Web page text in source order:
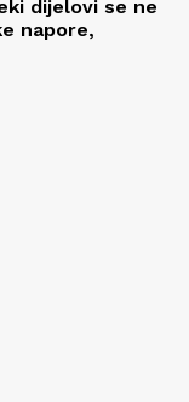
dijelovi se ne
napore,